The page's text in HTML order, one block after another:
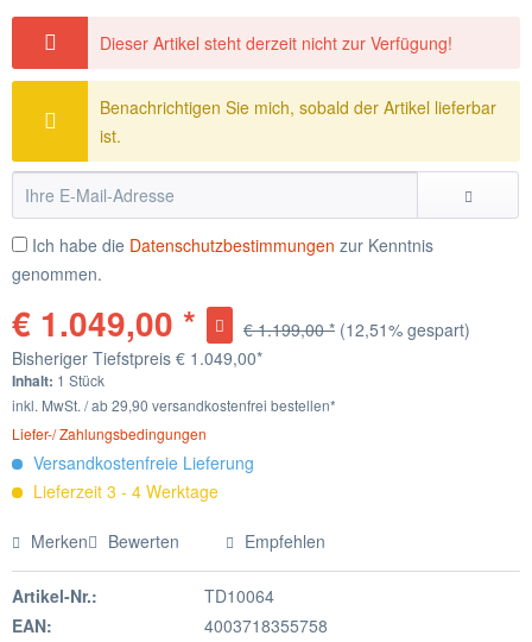
Dieser Artikel steht derzeit nicht zur Verfügung!
Benachrichtigen Sie mich, sobald der Artikel lieferbar
ist.
Ich habe die Datenschutzbestimmungen zur Kenntnis
genommen.
€ 1.049,00 * € 1.199,00 * (12,51% gespart)
Bisheriger Tiefstpreis € 1.049,00*
Inhalt: 1 Stück
inkl. MwSt. / ab 29,90 versandkostenfrei bestellen*
Liefer-/ Zahlungsbedingungen
Versandkostenfreie Lieferung
Lieferzeit 3 - 4 Werktage
Merken Bewerten Empfehlen
Artikel-Nr.:
TD10064
EAN:
4003718355758